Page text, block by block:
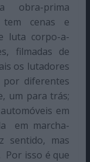
obra-prima
tem cenas e
luta corpo-a-
filmadas de
os lutadores
por diferentes
um para trás;
em
em marcha-
sentido, mas
Por isso é que